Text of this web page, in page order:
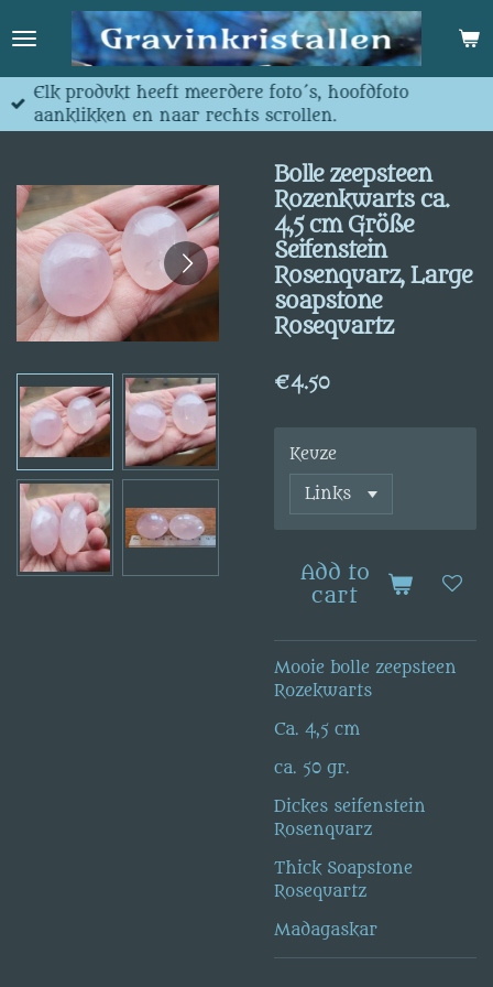
to
content
Elk produkt heeft meerdere foto´s, hoofdfoto
aanklikken en naar rechts scrollen.
Bolle zeepsteen
Rozenkwarts ca.
4,5 cm Größe
Seifenstein
Rosenquarz, Large
soapstone
Rosequartz
€4.50
Keuze
Add to
cart
Mooie bolle zeepsteen
Rozekwarts
Ca. 4,5 cm
ca. 50 gr.
Dickes seifenstein
Rosenquarz
Thick Soapstone
Rosequartz
Madagaskar